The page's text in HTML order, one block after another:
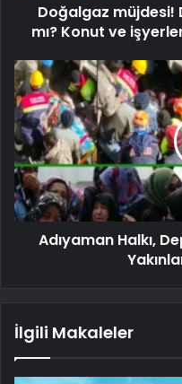
Doğalgaz
mı? Konut ve
Adıyaman Halkı,
İlgili Makaleler